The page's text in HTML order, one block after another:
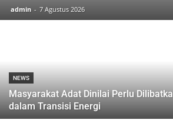
admin - 7 Agustus 2026
NEWS
Masyarakat Adat Dinilai Perlu
dalam Transisi Energi